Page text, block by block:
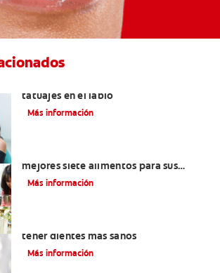
tatuajes en el labio
Más información
mejores siete alimentos para sus
dientes
Más información
tener dientes más sanos
Más información